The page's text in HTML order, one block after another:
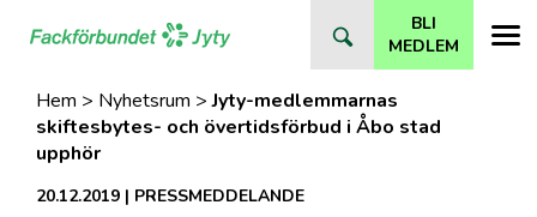
BLI
MEDLEM
Hem > Nyhetsrum >Jyty-medlemmarnas
skiftesbytes- och övertidsförbud i Åbo stad
upphör
20.12.2019 | PRESSMEDDELANDE